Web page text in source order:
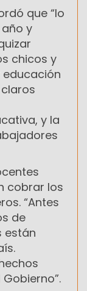
que “lo
y
chicos y
y la
cobrar los
“Antes
de
están